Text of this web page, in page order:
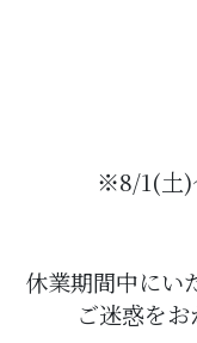
※8/1(土)
休業期間中にい
ご迷惑を